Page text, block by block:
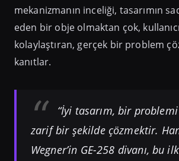
mekanizmanın inceliği, tasarımın
eden bir obje olmaktan çok,
kolaylaştıran, gerçek bir problem
kanıtlar.
“İyi tasarım, bir
zarif bir şekilde çözmektir.
Wegner’in GE-258 divanı, bu